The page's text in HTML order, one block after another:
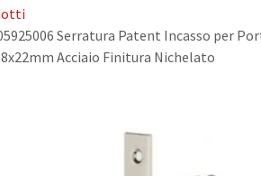
Serratura Patent Incasso per
Acciaio Finitura Nichelato